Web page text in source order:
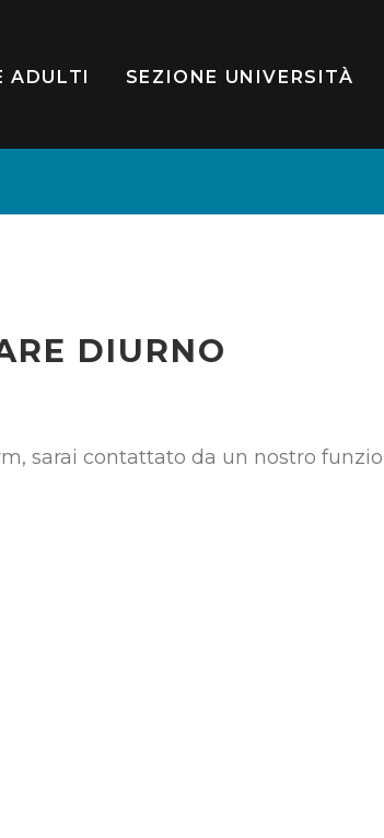
ADULTI SEZIONE UNIVERSITÀ
DIURNO
sarai contattato da un nostro